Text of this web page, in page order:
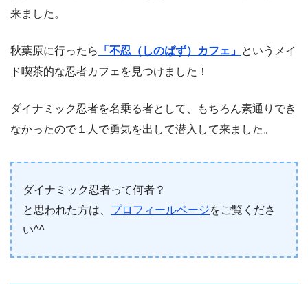
来ました。
秋葉原に行ったら 「不忍（しのばず）カフェ」 というメイ
ド喫茶的な忍者カフェを見つけました！
ダイナミック忍者を名乗る者として、もちろん素通りでき
なかったので１人で勇気を出して潜入して来ました。
ダイナミック忍者って何者？
と思われた方は、 プロフィールページをご覧くださ
い^^